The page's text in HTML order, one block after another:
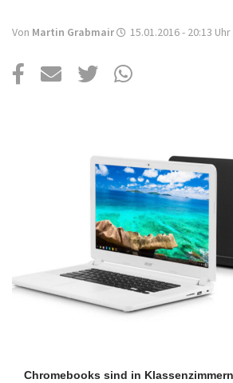
Von Martin Grabmair 15.01.2016 - 20:13 Uhr
Chromebooks sind in